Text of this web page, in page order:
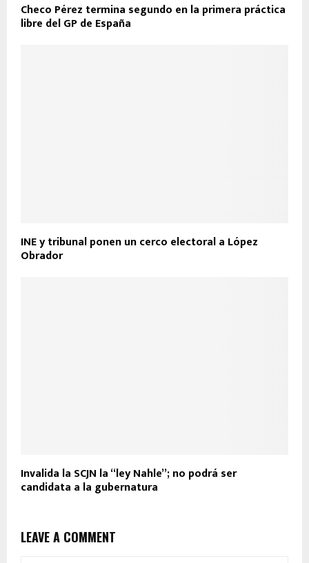
Checo Pérez termina segundo en la primera práctica
libre del GP de España
INE y tribunal ponen un cerco electoral a López
Obrador
Invalida la SCJN la “ley Nahle”; no podrá ser
candidata a la gubernatura
LEAVE A COMMENT